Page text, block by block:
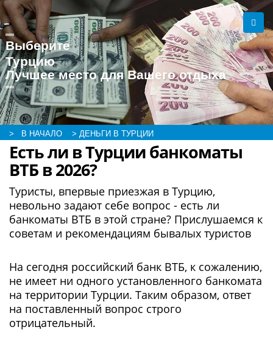
Выберите
Турцию
Лучшее место для Вашего отдыха
> В НАЧАЛО > ДЕНЬГИ В ТУРЦИИ
Есть ли в Турции банкоматы
ВТБ в 2026?
Туристы, впервые приезжая в Турцию,
невольно задают себе вопрос - есть ли
банкоматы ВТБ в этой стране? Прислушаемся к
советам и рекомендациям бывалых туристов
На сегодня российский банк ВТБ, к сожалению,
не имеет ни одного установленного банкомата
на территории Турции. Таким образом, ответ
на поставленный вопрос строго
отрицательный.